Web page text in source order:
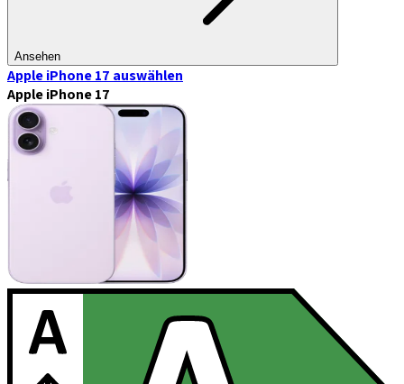
Ansehen
Apple iPhone 17 auswählen
Apple iPhone 17